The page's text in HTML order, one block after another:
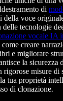
di
della voce
tecnologie
vocale IA
creare
e migliorare
la sicurezza
rigorose misure di
tua proprietà
di clonazione.